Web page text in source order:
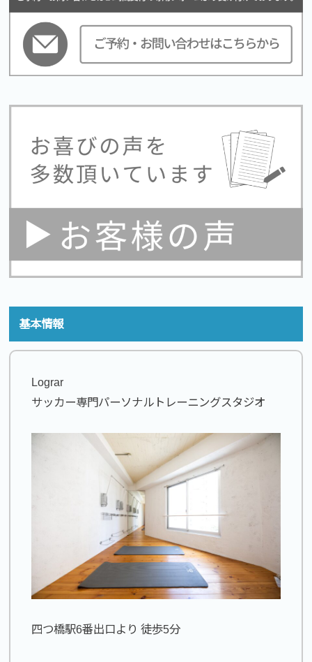
基本情報
Lograr
サッカー専門パーソナルトレーニングスタジオ
四つ橋駅6番出口より 徒歩5分